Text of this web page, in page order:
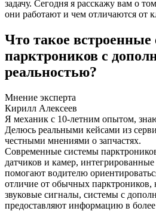
задачу. Сегодня я расскажу вам о
они работают и чем отличаются от
Что такое
парктроников с
реальностью?
Мнение эксперта
Кирилл Алексеев
Я механик с 10-летним опытом,
Делюсь реальными кейсами из
честными мнениями о запчастях.
Современные системы
датчиков и камер,
помогают водителю
отличие от обычных парктроников,
звуковые сигналы, системы с
предоставляют информацию в